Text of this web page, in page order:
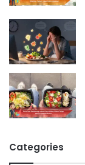
Categories